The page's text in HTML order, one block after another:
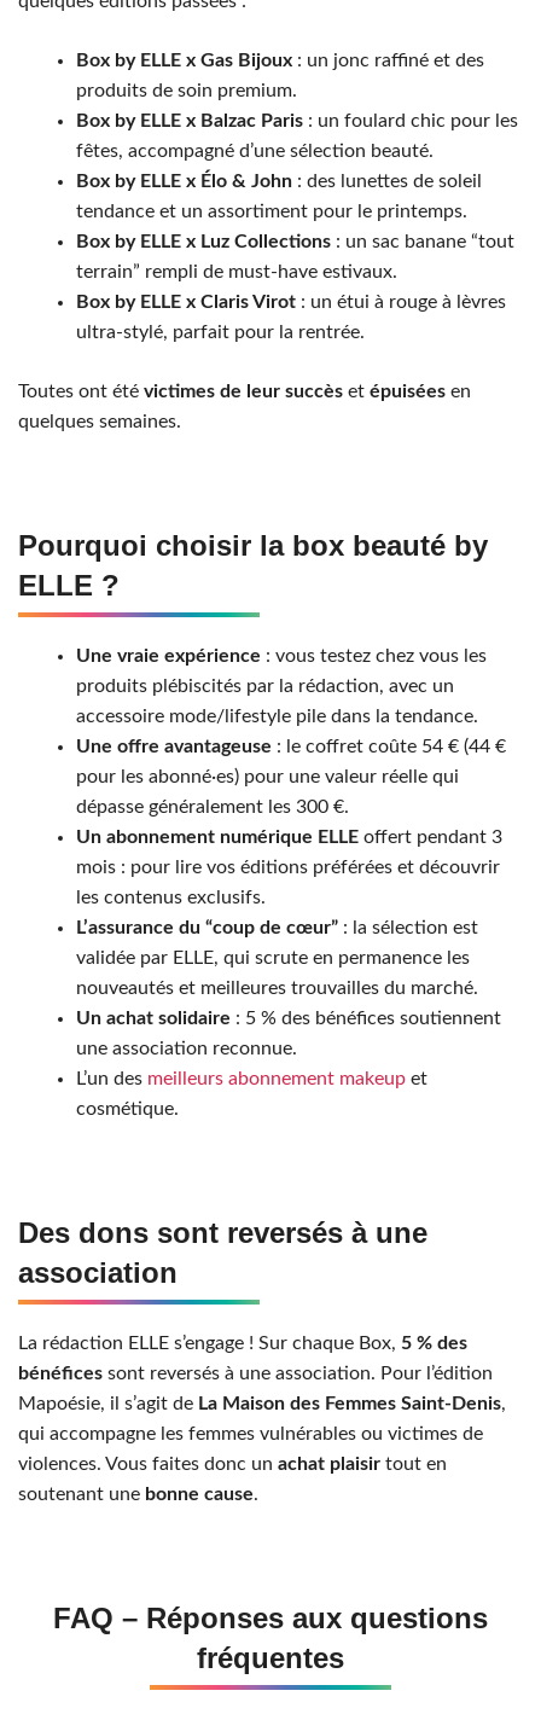
Box by ELLE x Gas Bijoux : un jonc raffiné et des
produits de soin premium.
Box by ELLE x Balzac Paris : un foulard chic pour les
fêtes, accompagné d’une sélection beauté.
Box by ELLE x Élo & John : des lunettes de soleil
tendance et un assortiment pour le printemps.
Box by ELLE x Luz Collections : un sac banane “tout
terrain” rempli de must-have estivaux.
Box by ELLE x Claris Virot : un étui à rouge à lèvres
ultra-stylé, parfait pour la rentrée.
Toutes ont été victimes de leur succès et épuisées en
quelques semaines.
Pourquoi choisir la box beauté by
ELLE ?
Une vraie expérience : vous testez chez vous les
produits plébiscités par la rédaction, avec un
accessoire mode/lifestyle pile dans la tendance.
Une offre avantageuse : le coffret coûte 54 € (44 €
pour les abonné·es) pour une valeur réelle qui
dépasse généralement les 300 €.
Un abonnement numérique ELLE offert pendant 3
mois : pour lire vos éditions préférées et découvrir
les contenus exclusifs.
L’assurance du “coup de cœur” : la sélection est
validée par ELLE, qui scrute en permanence les
nouveautés et meilleures trouvailles du marché.
Un achat solidaire : 5 % des bénéfices soutiennent
une association reconnue.
L’un des meilleurs abonnement makeup et
cosmétique.
Des dons sont reversés à une
association
La rédaction ELLE s’engage ! Sur chaque Box, 5 % des
bénéfices sont reversés à une association. Pour l’édition
Mapoésie, il s’agit de La Maison des Femmes Saint-Denis,
qui accompagne les femmes vulnérables ou victimes de
violences. Vous faites donc un achat plaisir tout en
soutenant une bonne cause.
FAQ – Réponses aux questions
fréquentes